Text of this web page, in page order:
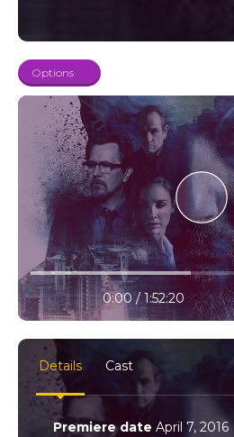
Options
10% progress
play
volume0:00 / 1:52:20
Details Cast
Premiere date April 7, 2016